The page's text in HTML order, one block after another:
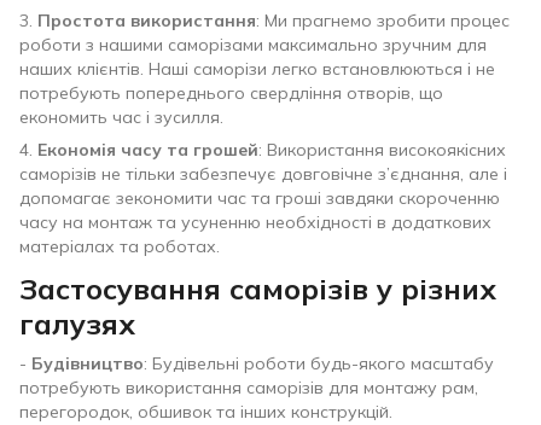
3. Простота використання: Ми прагнемо зробити процес
роботи з нашими саморізами максимально зручним для
наших клієнтів. Наші саморізи легко встановлюються і не
потребують попереднього свердління отворів, що
економить час і зусилля.
4. Економія часу та грошей: Використання високоякісних
саморізів не тільки забезпечує довговічне з’єднання, але і
допомагає зекономити час та гроші завдяки скороченню
часу на монтаж та усуненню необхідності в додаткових
матеріалах та роботах.
Застосування саморізів у різних
галузях
- Будівництво: Будівельні роботи будь-якого масштабу
потребують використання саморізів для монтажу рам,
перегородок, обшивок та інших конструкцій.